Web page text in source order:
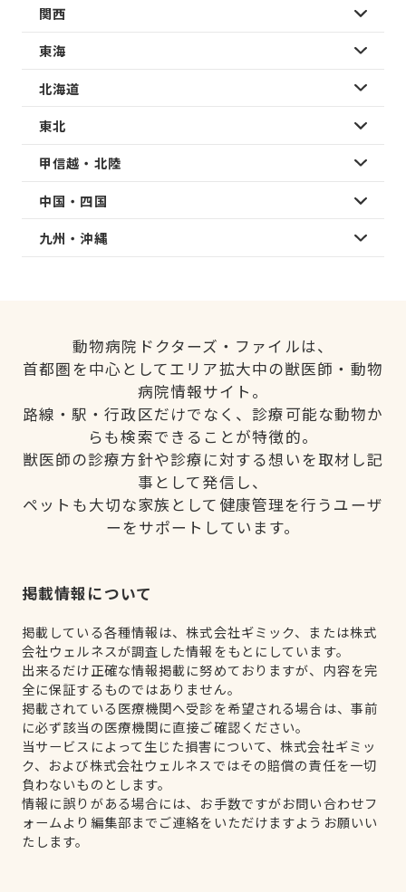
関西
東海
北海道
東北
甲信越・北陸
中国・四国
九州・沖縄
動物病院ドクターズ・ファイルは、
首都圏を中心としてエリア拡大中の獣医師・動物
病院情報サイト。
路線・駅・行政区だけでなく、診療可能な動物か
らも検索できることが特徴的。
獣医師の診療方針や診療に対する想いを取材し記
事として発信し、
ペットも大切な家族として健康管理を行うユーザ
ーをサポートしています。
掲載情報について
掲載している各種情報は、株式会社ギミック、または株式
会社ウェルネスが調査した情報をもとにしています。
出来るだけ正確な情報掲載に努めておりますが、内容を完
全に保証するものではありません。
掲載されている医療機関へ受診を希望される場合は、事前
に必ず該当の医療機関に直接ご確認ください。
当サービスによって生じた損害について、株式会社ギミッ
ク、および株式会社ウェルネスではその賠償の責任を一切
負わないものとします。
情報に誤りがある場合には、お手数ですがお問い合わせフ
ォームより編集部までご連絡をいただけますようお願いい
たします。